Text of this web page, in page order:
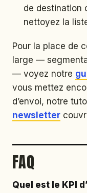
de destination
nettoyez la
Pour la place de
large —
— voyez notre
vous mettez
d’envoi, notre
newsletter
FAQ
Quel est le KPI